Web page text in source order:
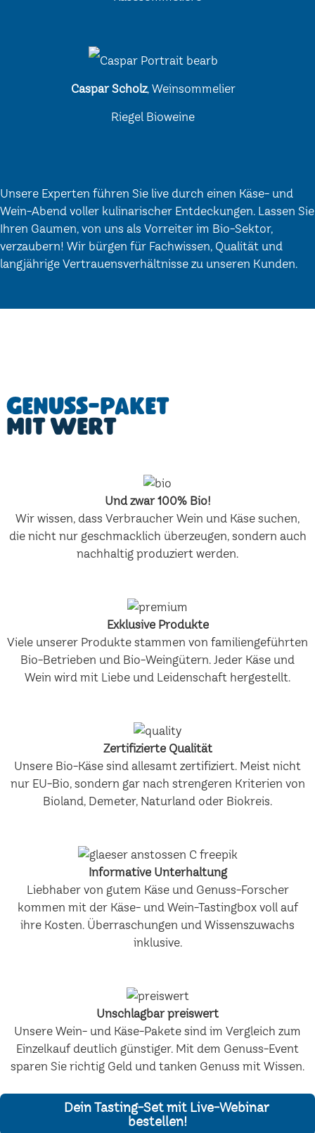
Caspar Scholz, Weinsommelier
Riegel Bioweine
Unsere Experten führen Sie live durch einen Käse- und
Wein-Abend voller kulinarischer Entdeckungen. Lassen Sie
Ihren Gaumen, von uns als Vorreiter im Bio-Sektor,
verzaubern! Wir bürgen für Fachwissen, Qualität und
langjährige Vertrauensverhältnisse zu unseren Kunden.
Genuss-Paket
mit Wert
Und zwar 100% Bio!
Wir wissen, dass Verbraucher Wein und Käse suchen,
die nicht nur geschmacklich überzeugen, sondern auch
nachhaltig produziert werden.
Exklusive Produkte
Viele unserer Produkte stammen von familiengeführten
Bio-Betrieben und Bio-Weingütern. Jeder Käse und
Wein wird mit Liebe und Leidenschaft hergestellt.
Zertifizierte Qualität
Unsere Bio-Käse sind allesamt zertifiziert. Meist nicht
nur EU-Bio, sondern gar nach strengeren Kriterien von
Bioland, Demeter, Naturland oder Biokreis.
Informative Unterhaltung
Liebhaber von gutem Käse und Genuss-Forscher
kommen mit der Käse- und Wein-Tastingbox voll auf
ihre Kosten. Überraschungen und Wissenszuwachs
inklusive.
Unschlagbar preiswert
Unsere Wein- und Käse-Pakete sind im Vergleich zum
Einzelkauf deutlich günstiger. Mit dem Genuss-Event
sparen Sie richtig Geld und tanken Genuss mit Wissen.
Dein Tasting-Set mit Live-Webinar
bestellen!